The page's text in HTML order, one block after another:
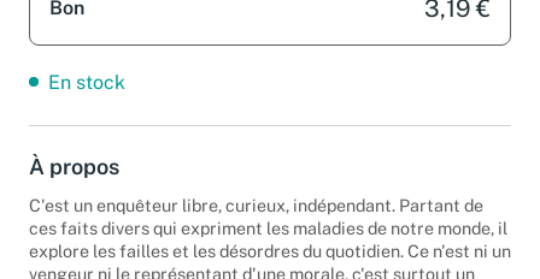
3,19 €
À propos
C'est un enquêteur libre, curieux, indépendant. Partant de
ces faits divers qui expriment les maladies de notre monde, il
explore les failles et les désordres du quotidien. Ce n'est ni un